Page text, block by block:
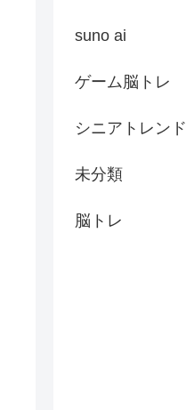
suno ai
ゲーム脳トレ
シニアトレンド
未分類
脳トレ